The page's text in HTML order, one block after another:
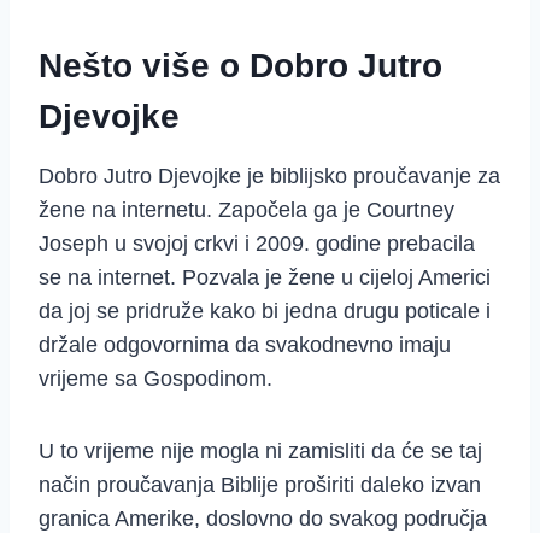
Nešto više o Dobro Jutro
Djevojke
Dobro Jutro Djevojke je biblijsko proučavanje za
žene na internetu. Započela ga je Courtney
Joseph u svojoj crkvi i 2009. godine prebacila
se na internet. Pozvala je žene u cijeloj Americi
da joj se pridruže kako bi jedna drugu poticale i
držale odgovornima da svakodnevno imaju
vrijeme sa Gospodinom.
U to vrijeme nije mogla ni zamisliti da će se taj
način proučavanja Biblije proširiti daleko izvan
granica Amerike, doslovno do svakog područja